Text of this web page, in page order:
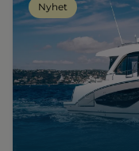
Nyhet